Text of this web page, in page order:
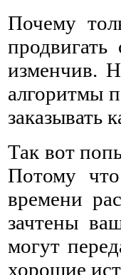
Почему
изменчив.
алгоритмы
заказывать
Так вот
Потому
времени
зачтены
могут
хорошие